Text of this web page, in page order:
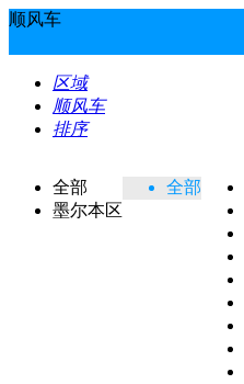
顺风车
区域
顺风车
排序
全部
墨尔本区
全部